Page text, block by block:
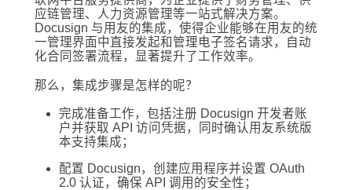
应链管理、人力资源管理等一站式解决方案。
Docusign 与用友的集成，使得企业能够在用友的统
一管理界面中直接发起和管理电子签名请求，自动
化合同签署流程，显著提升了工作效率。
那么，集成步骤是怎样的呢？
完成准备工作，包括注册 Docusign 开发者账
户并获取 API 访问凭据，同时确认用友系统版
本支持集成；
配置 Docusign，创建应用程序并设置 OAuth
2.0 认证，确保 API 调用的安全性；